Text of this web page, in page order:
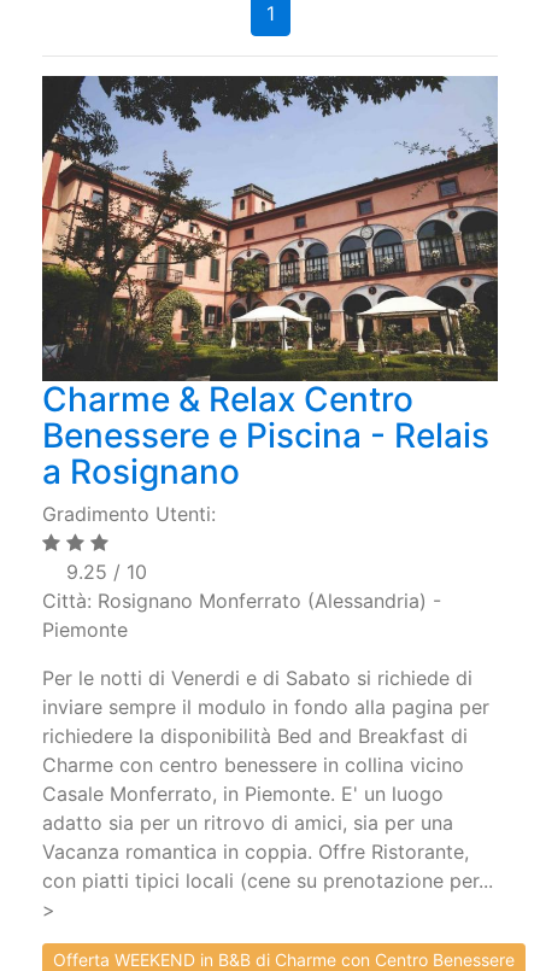
1
Charme & Relax Centro
Benessere e Piscina - Relais
a Rosignano
Gradimento Utenti:
9.25 / 10
Città: Rosignano Monferrato (Alessandria) -
Piemonte
Per le notti di Venerdi e di Sabato si richiede di
inviare sempre il modulo in fondo alla pagina per
richiedere la disponibilità Bed and Breakfast di
Charme con centro benessere in collina vicino
Casale Monferrato, in Piemonte. E' un luogo
adatto sia per un ritrovo di amici, sia per una
Vacanza romantica in coppia. Offre Ristorante,
con piatti tipici locali (cene su prenotazione per...
>
Offerta WEEKEND in B&B di Charme con Centro Benessere